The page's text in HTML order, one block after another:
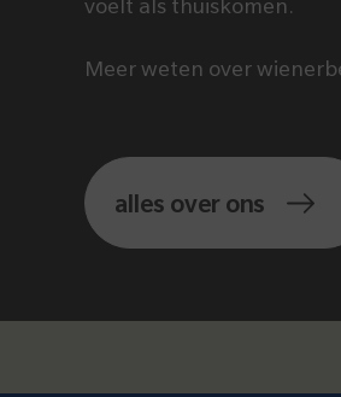
Meer weten over
alles over ons